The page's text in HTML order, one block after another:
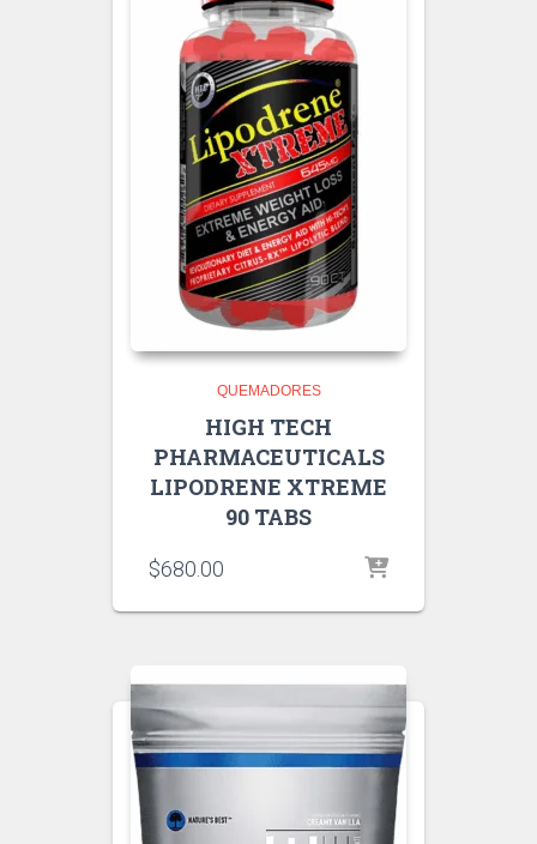
QUEMADORES
HIGH TECH
PHARMACEUTICALS
LIPODRENE XTREME
90 TABS
$680.00